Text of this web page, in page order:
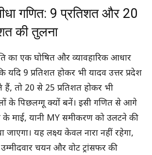
गणित: 9 प्रतिशत और 20
की तुलना
का एक घोषित और व्यावहारिक आधार
यदि 9 प्रतिशत होकर भी यादव उत्तर प्रदेश
तो 20 से 25 प्रतिशत होकर भी
के पिछलग्गू क्यों बनें। इसी गणित से आगे
के माई, यानी MY समीकरण को उलटने की
जाएगा। यह लक्ष्य केवल नारा नहीं रहेगा,
चयन और वोट ट्रांसफर की